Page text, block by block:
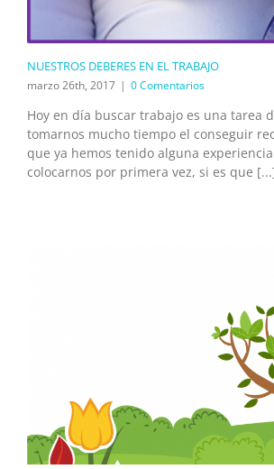
NUESTROS DEBERES EN EL TRABAJO
marzo 26th, 2017 | 0 Comentarios
Hoy en día buscar trabajo es una tarea
tomarnos mucho tiempo el conseguir
que ya hemos tenido alguna
colocarnos por primera vez, si es que